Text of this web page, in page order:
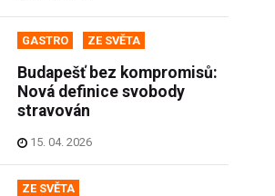
GASTRO ZE SVĚTA
Budapešť bez kompromisů:
Nová definice svobody
stravován
15. 04. 2026
ZE SVĚTA